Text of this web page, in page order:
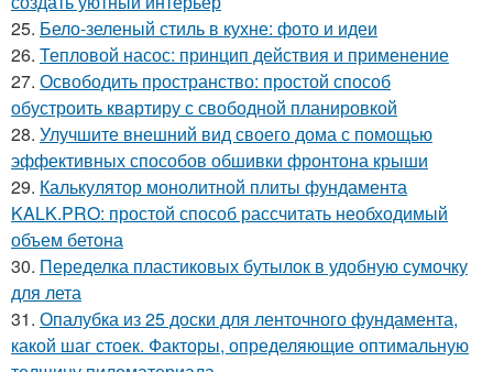
25. Бело-зеленый стиль в кухне: фото и идеи
26. Тепловой насос: принцип действия и применение
27. Освободить пространство: простой способ
обустроить квартиру с свободной планировкой
28. Улучшите внешний вид своего дома с помощью
эффективных способов обшивки фронтона крыши
29. Калькулятор монолитной плиты фундамента
KALK.PRO: простой способ рассчитать необходимый
объем бетона
30. Переделка пластиковых бутылок в удобную сумочку
для лета
31. Опалубка из 25 доски для ленточного фундамента,
какой шаг стоек. Факторы, определяющие оптимальную